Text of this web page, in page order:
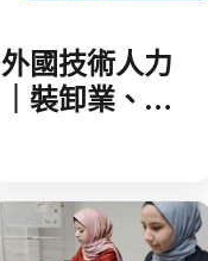
外國技術人力
｜裝卸業、集
映盼技術資格
更詳細明確